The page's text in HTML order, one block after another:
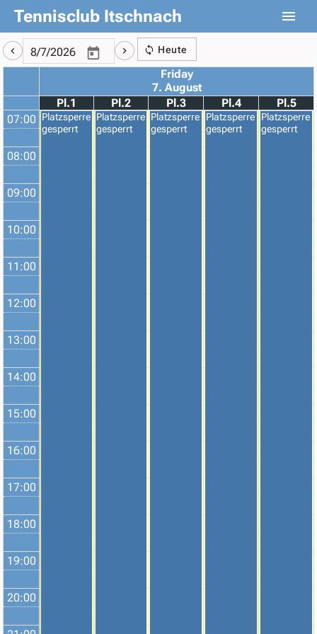
Tennisclub Itschnach
Heute
Friday
7. August
Pl.1
Pl.2 Pl.3 Pl.4
Pl.5
07:00
08:00
09:00
10:00
11:00
12:00
13:00
14:00
15:00
16:00
17:00
18:00
19:00
20:00
Platzsperre
gesperrt
Platzsperre
gesperrt
Platzsperre
gesperrt
Platzsperre
gesperrt
Platzsperre
gesperrt